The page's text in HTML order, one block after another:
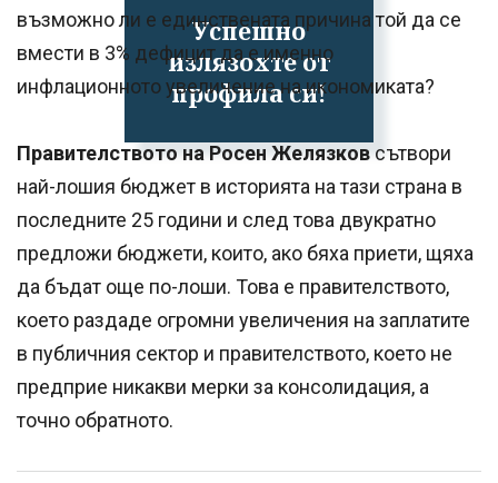
Успешно
излязохте от
профила си!
възможно ли е единствената причина той да се
вмести в 3% дефицит да е именно
инфлационното увеличение на икономиката?
Правителството на Росен Желязковсътвори
най-лошия бюджет в историята на тази страна в
последните 25 години и след това двукратно
предложи бюджети, които, ако бяха приети, щяха
да бъдат още по-лоши. Това е правителството,
което раздаде огромни увеличения на заплатите
в публичния сектор и правителството, което не
предприе никакви мерки за консолидация, а
точно обратното.